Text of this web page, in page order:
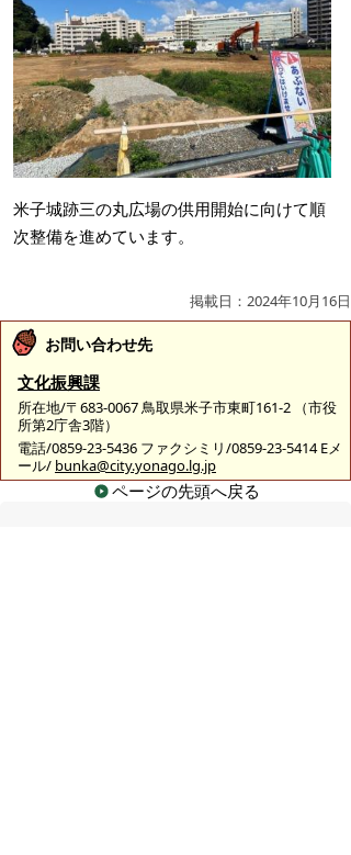
米子城跡三の丸広場の供用開始に向けて順
次整備を進めています。
掲載日：2024年10月16日
お問い合わせ先
文化振興課
所在地/〒683-0067 鳥取県米子市東町161-2 （市役
所第2庁舎3階）
電話/0859-23-5436 ファクシミリ/0859-23-5414 Eメ
ール/ bunka@city.yonago.lg.jp
ページの先頭へ戻る